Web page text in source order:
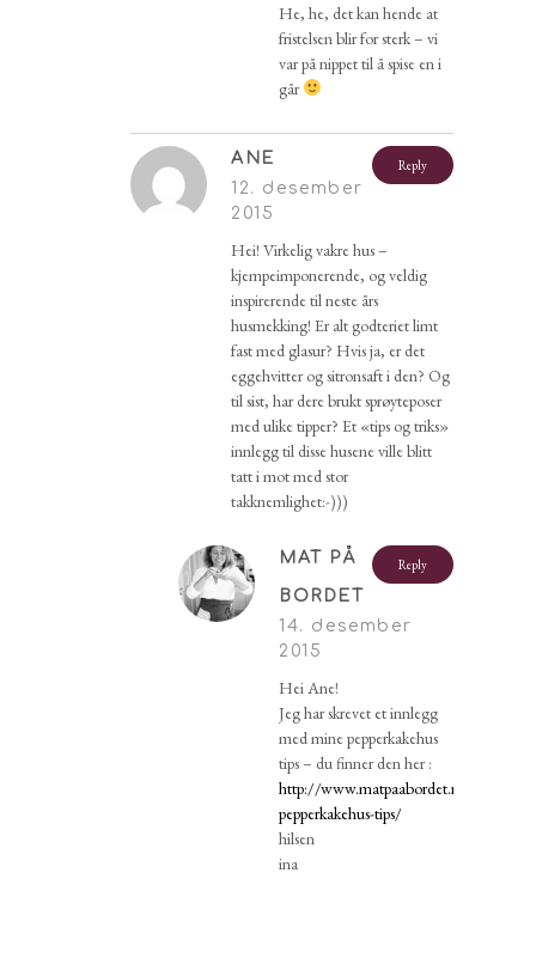
He, he, det kan hende at
fristelsen blir for sterk – vi
var på nippet til å spise en i
går
Reply
ANE
12. desember
2015
Hei! Virkelig vakre hus –
kjempeimponerende, og veldig
inspirerende til neste års
husmekking! Er alt godteriet limt
fast med glasur? Hvis ja, er det
eggehvitter og sitronsaft i den? Og
til sist, har dere brukt sprøyteposer
med ulike tipper? Et «tips og triks»
innlegg til disse husene ville blitt
tatt i mot med stor
takknemlighet:-)))
Reply
MAT PÅ
BORDET
14. desember
2015
Hei Ane!
Jeg har skrevet et innlegg
med mine pepperkakehus
tips – du finner den her :
http://www.matpaabordet.no/2011/
pepperkakehus-tips/
hilsen
ina